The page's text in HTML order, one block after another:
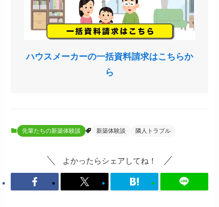
ハウスメーカーの一括資料請求はこちらか
ら
先輩たちの新築体験談 新築体験談 隣人トラブル
よかったらシェアしてね！